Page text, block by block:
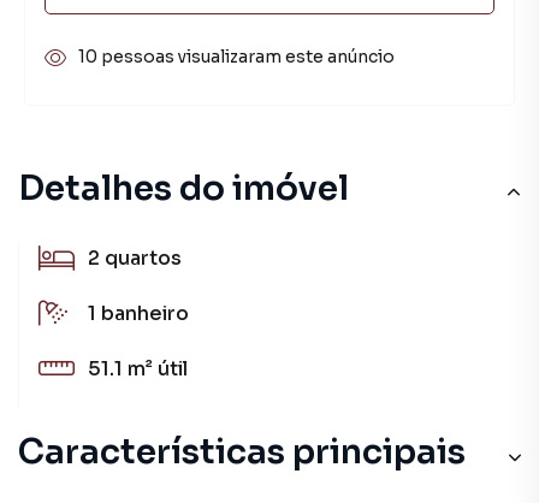
Detalhes do imóvel
2 quartos
1 banheiro
51.1 m² útil
Características principais
10 pessoas visualizaram este anúncio